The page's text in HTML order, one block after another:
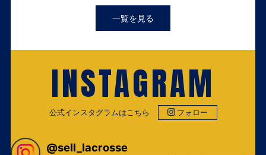
一覧を見る
INSTAGRAM
公式インスタグラムはこちら フォロー
@sell_lacrosse